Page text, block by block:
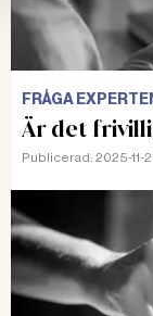
FRÅGA
Är det
Publicerad: 2025-11-